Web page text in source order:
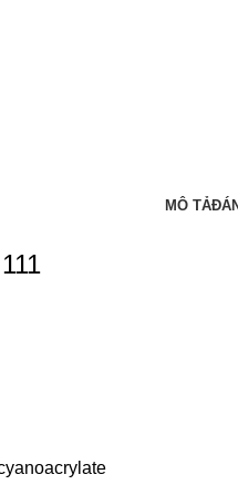
MÔ TẢ